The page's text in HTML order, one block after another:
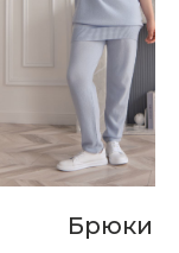
Брюки